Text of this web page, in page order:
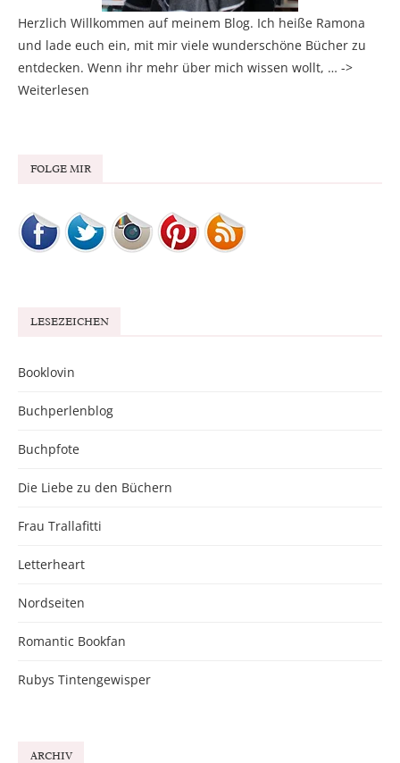
Herzlich Willkommen auf meinem Blog. Ich heiße Ramona
und lade euch ein, mit mir viele wunderschöne Bücher zu
entdecken. Wenn ihr mehr über mich wissen wollt, … ->
Weiterlesen
FOLGE MIR
LESEZEICHEN
Booklovin
Buchperlenblog
Buchpfote
Die Liebe zu den Büchern
Frau Trallafitti
Letterheart
Nordseiten
Romantic Bookfan
Rubys Tintengewisper
ARCHIV